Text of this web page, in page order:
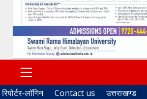
PRIMARY
MENU
रिपोर्टर-लॉगिन Contact us उत्तराखण्ड